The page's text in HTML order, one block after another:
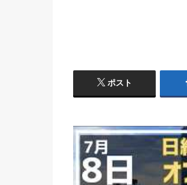
ポスト